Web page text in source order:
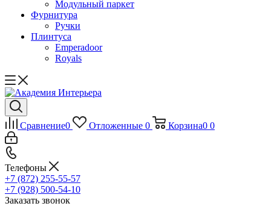
Модульный паркет
Фурнитура
Ручки
Плинтуса
Emperadoor
Royals
Сравнение0 Отложенные 0 Корзина0 0
Телефоны
+7 (872) 255-55-57
+7 (928) 500-54-10
Заказать звонок